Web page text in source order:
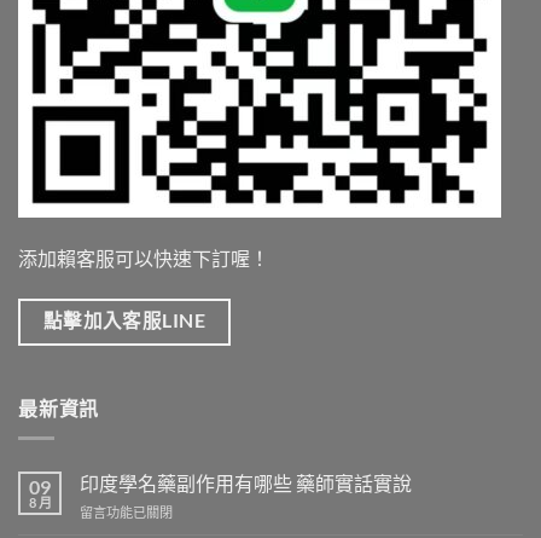
添加賴客服可以快速下訂喔！
點擊加入客服LINE
最新資訊
09
8 月
印度學名藥副作用有哪些 藥師實話實說
在
留言功能已關閉